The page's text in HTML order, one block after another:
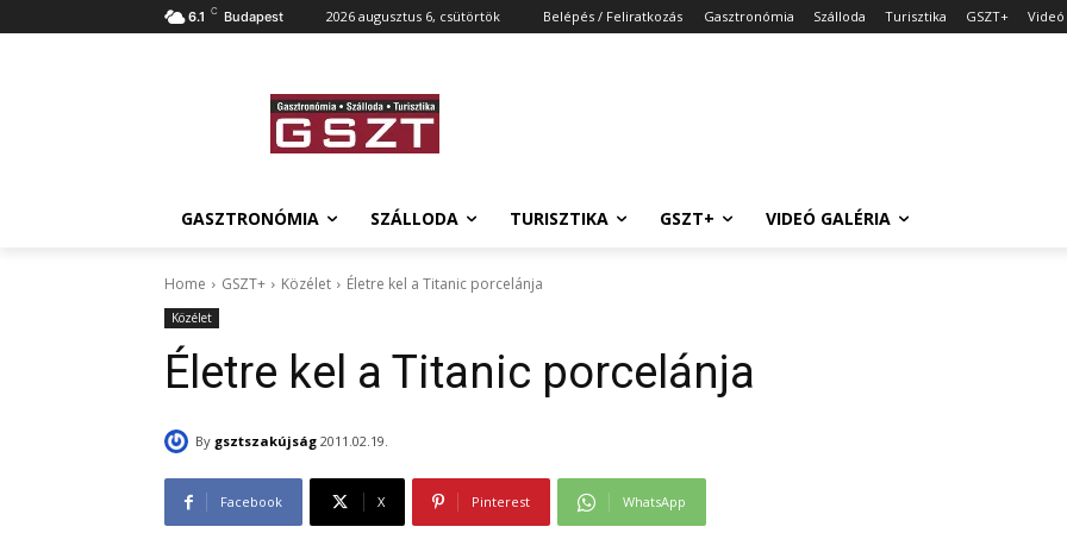
6.1 C Budapest 2026 augusztus 6, csütörtök Belépés / Feliratkozás Gasztronómia Szálloda Turisztika GSZT+ Videó
GASZTRONÓMIA SZÁLLODA TURISZTIKA GSZT+ VIDEÓ GALÉRIA
Home GSZT+ Közélet Életre kel a Titanic porcelánja
Közélet
Életre kel a Titanic porcelánja
By gsztszakújság 2011.02.19.
Facebook X Pinterest WhatsApp